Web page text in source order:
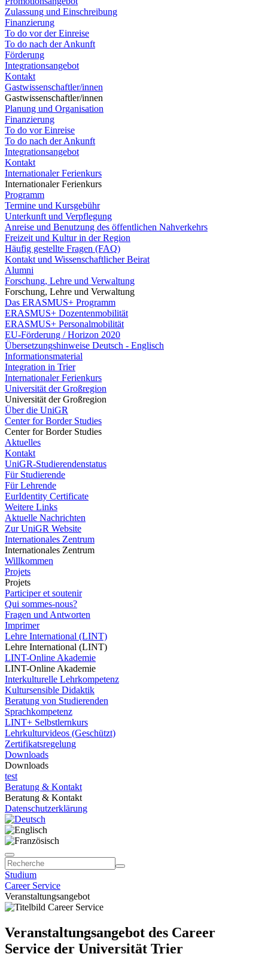
Zulassung und Einschreibung
Finanzierung
To do vor der Einreise
To do nach der Ankunft
Förderung
Integrationsangebot
Kontakt
Gastwissenschaftler/innen
Gastwissenschaftler/innen
Planung und Organisation
Finanzierung
To do vor Einreise
To do nach der Ankunft
Integrationsangebot
Kontakt
Internationaler Ferienkurs
Internationaler Ferienkurs
Programm
Termine und Kursgebühr
Unterkunft und Verpflegung
Anreise und Benutzung des öffentlichen Nahverkehrs
Freizeit und Kultur in der Region
Häufig gestellte Fragen (FAQ)
Kontakt und Wissenschaftlicher Beirat
Alumni
Forschung, Lehre und Verwaltung
Forschung, Lehre und Verwaltung
Das ERASMUS+ Programm
ERASMUS+ Dozentenmobilität
ERASMUS+ Personalmobilität
EU-Förderung / Horizon 2020
Übersetzungshinweise Deutsch - Englisch
Informationsmaterial
Integration in Trier
Internationaler Ferienkurs
Universität der Großregion
Universität der Großregion
Über die UniGR
Center for Border Studies
Center for Border Studies
Aktuelles
Kontakt
UniGR-Studierendenstatus
Für Studierende
Für Lehrende
EurIdentity Certificate
Weitere Links
Aktuelle Nachrichten
Zur UniGR Website
Internationales Zentrum
Internationales Zentrum
Willkommen
Projets
Projets
Participer et soutenir
Qui sommes-nous?
Fragen und Antworten
Imprimer
Lehre International (LINT)
Lehre International (LINT)
LINT-Online Akademie
LINT-Online Akademie
Interkulturelle Lehrkompetenz
Kultursensible Didaktik
Beratung von Studierenden
Sprachkompetenz
LINT+ Selbstlernkurs
Lehrkulturvideos (Geschützt)
Zertifikatsregelung
Downloads
Downloads
test
Beratung & Kontakt
Beratung & Kontakt
Datenschutzerklärung
Studium
Career Service
Veranstaltungsangebot
Veranstaltungsangebot des Career
Service der Universität Trier